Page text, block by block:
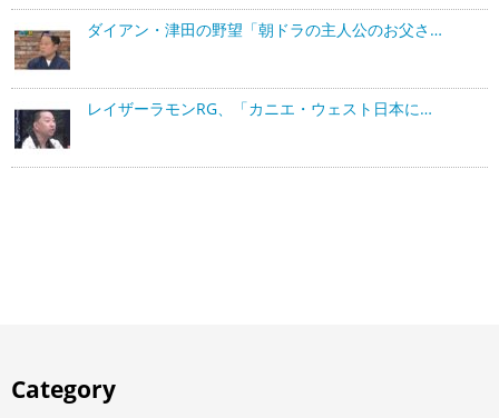
ダイアン・津田の野望「朝ドラの主人公のお父さ…
レイザーラモンRG、「カニエ・ウェスト日本に…
Category